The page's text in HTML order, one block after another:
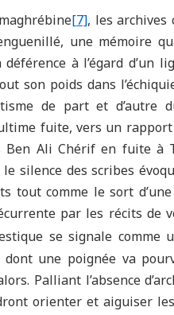
[7], les archives
une mémoire
à l’égard d’un
son poids dans
de part et d’autre
fuite, vers un rapport
Ali Chérif en fuite à
silence des scribes
tout comme le sort
par les récits de
se signale comme
une poignée va
Palliant l’absence
orienter et aiguiser